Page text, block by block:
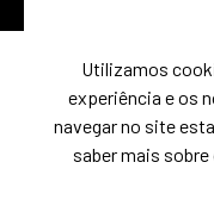
Utilizamos
experiência e os
navegar no site
saber mais sobre